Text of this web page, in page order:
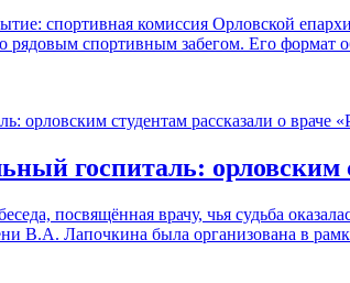
спортивная комиссия Орловской
рядовым спортивным забегом. Его
госпиталь: орловским
посвящённая врачу, чья судьба
В.А. Лапочкина была организована в